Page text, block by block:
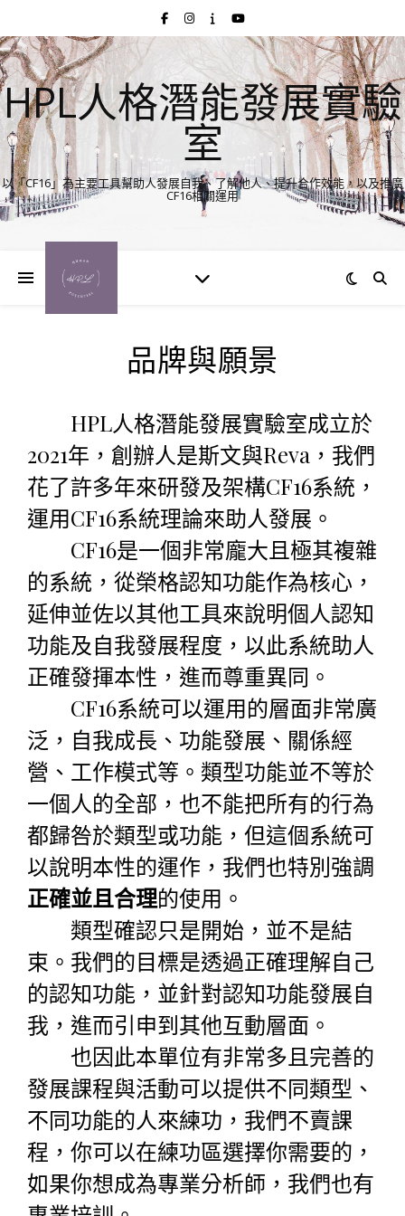
HPL人格潛能發展實驗
室
以「CF16」為主要工具幫助人發展自我、了解他人、提升合作效能，以及推廣
CF16相關運用
品牌與願景
HPL人格潛能發展實驗室成立於
2021年，創辦人是斯文與Reva，我們
花了許多年來研發及架構CF16系統，
運用CF16系統理論來助人發展。
CF16是一個非常龐大且極其複雜
的系統，從榮格認知功能作為核心，
延伸並佐以其他工具來說明個人認知
功能及自我發展程度，以此系統助人
正確發揮本性，進而尊重異同。
CF16系統可以運用的層面非常廣
泛，自我成長、功能發展、關係經
營、工作模式等。類型功能並不等於
一個人的全部，也不能把所有的行為
都歸咎於類型或功能，但這個系統可
以說明本性的運作，我們也特別強調
正確並且合理的使用。
類型確認只是開始，並不是結
束。我們的目標是透過正確理解自己
的認知功能，並針對認知功能發展自
我，進而引申到其他互動層面。
也因此本單位有非常多且完善的
發展課程與活動可以提供不同類型、
不同功能的人來練功，我們不賣課
程，你可以在練功區選擇你需要的，
如果你想成為專業分析師，我們也有